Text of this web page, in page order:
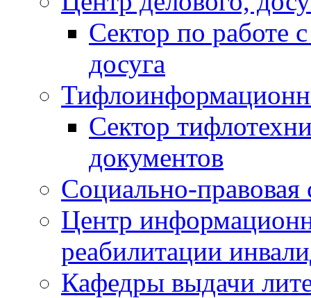
Сектор по работе
досуга
Сектор
документов
Социально-правовая
Центр
реабилитации
Кафедры выдачи